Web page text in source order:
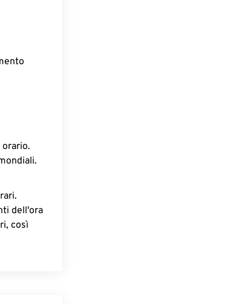
dell'ora
così